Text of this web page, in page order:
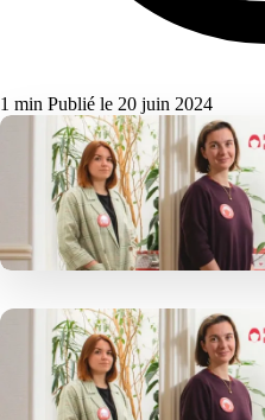
1 min Publié le 20 juin 2024